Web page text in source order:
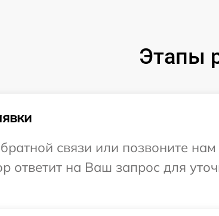
Этапы
связи или позвоните
ответит на Ваш запрос для